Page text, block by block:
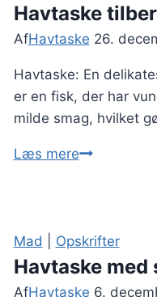
Havtaske
AfHavtaske 26.
Havtaske: En
er en fisk, der har
milde smag, hvilket
Læs mereHavtaske
Mad
Opskrifter
Havtaske med
AfHavtaske 6.